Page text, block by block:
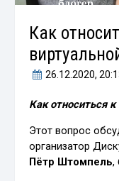
Как
26.12.2020,
Как относиться к
Этот вопрос
организатор
Пётр Штомпель,